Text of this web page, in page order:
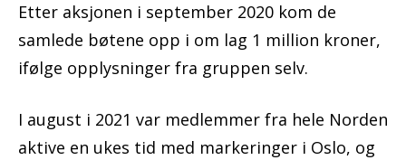
Etter aksjonen i september 2020 kom de
samlede bøtene opp i om lag 1 million kroner,
ifølge opplysninger fra gruppen selv.
I august i 2021 var medlemmer fra hele Norden
aktive en ukes tid med markeringer i Oslo, og